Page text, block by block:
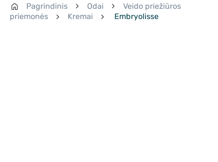
Pagrindinis Odai
Veido priežiūros
priemonės
Kremai Embryolisse